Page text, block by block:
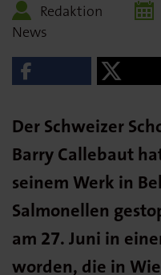
Redaktion
News
Der Schweizer
Barry Callebaut
seinem Werk in
Salmonellen
am 27. Juni in
worden, die in